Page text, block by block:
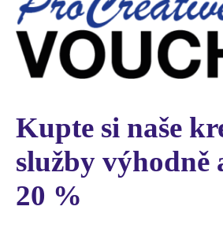
Kupte si naše
služby výhodně
20 %